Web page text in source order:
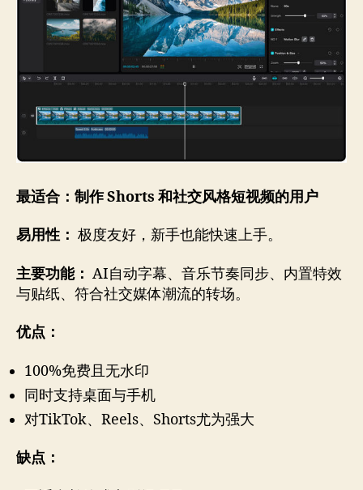
最适合：制作 Shorts 和社交风格短视频的用户
易用性： 极度友好，新手也能快速上手。
主要功能： AI自动字幕、音乐节奏同步、内置特效
与贴纸、符合社交媒体潮流的转场。
优点：
100%免费且无水印
同时支持桌面与手机
对TikTok、Reels、Shorts尤为强大
缺点：